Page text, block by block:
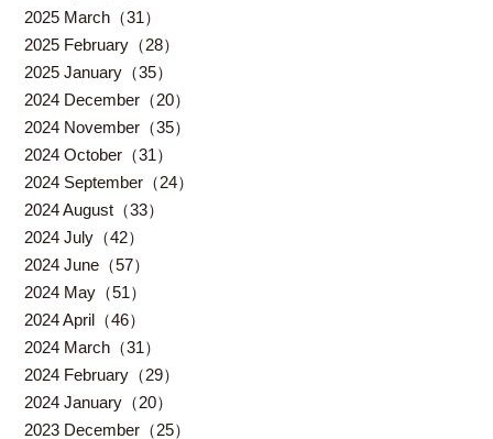
2025 March（31）
2025 February（28）
2025 January（35）
2024 December（20）
2024 November（35）
2024 October（31）
2024 September（24）
2024 August（33）
2024 July（42）
2024 June（57）
2024 May（51）
2024 April（46）
2024 March（31）
2024 February（29）
2024 January（20）
2023 December（25）